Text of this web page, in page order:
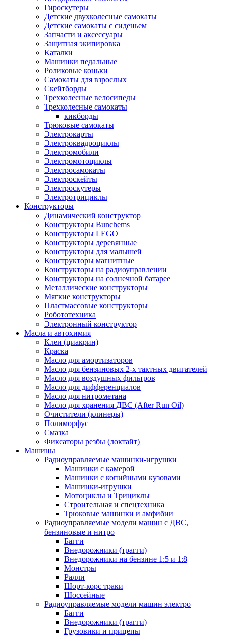
Гироскутеры
Детские двухколесные самокаты
Детские самокаты с сиденьем
Запчасти и аксессуары
Защитная экипировка
Каталки
Машинки педальные
Роликовые коньки
Самокаты для взрослых
Скейтборды
Трехколесные велосипеды
Трехколесные самокаты
кикборды
Трюковые самокаты
Электрокарты
Электроквадроциклы
Электромобили
Электромотоциклы
Электросамокаты
Электроскейты
Электроскутеры
Электротрициклы
Конструкторы
Динамический конструктор
Конструкторы Bunchems
Конструкторы LEGO
Конструкторы деревянные
Конструкторы для малышей
Конструкторы магнитные
Конструкторы на радиоуправлении
Конструкторы на солнечной батарее
Металлические конструкторы
Мягкие конструкторы
Пластмассовые конструкторы
Робототехника
Электронный конструктор
Масла и автохимия
Клеи (циакрин)
Краска
Масло для амортизаторов
Масло для бензиновых 2-х тактных двигателей
Масло для воздушных фильтров
Масло для дифференциалов
Масло для нитрометана
Масло для хранения ДВС (After Run Oil)
Очистители (клинеры)
Полиморфус
Смазка
Фиксаторы резбы (локтайт)
Машины
Радиоуправляемые машинки-игрушки
Машинки с камерой
Машинки с копийными кузовами
Машинки-игрушки
Мотоциклы и Трициклы
Строительная и спецтехника
Трюковые машинки и амфибии
Радиоуправляемые модели машин с ДВС,
бензиновые и нитро
Багги
Внедорожники (трагги)
Внедорожники на бензине 1:5 и 1:8
Монстры
Ралли
Шорт-корс траки
Шоссейные
Радиоуправляемые модели машин электро
Багги
Внедорожники (трагги)
Грузовики и прицепы